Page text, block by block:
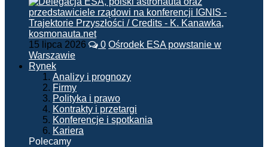
15 lipca 2026 0 Ośrodek ESA powstanie w
Warszawie
Rynek
Analizy i prognozy
Firmy
Polityka i prawo
Kontrakty i przetargi
Konferencje i spotkania
Kariera
Polecamy